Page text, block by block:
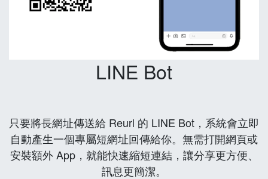
LINE Bot
只要將長網址傳送給 Reurl 的 LINE Bot，系統會立即
自動產生一個專屬短網址回傳給你。無需打開網頁或
安裝額外 App，就能快速縮短連結，讓分享更方便、
訊息更簡潔。